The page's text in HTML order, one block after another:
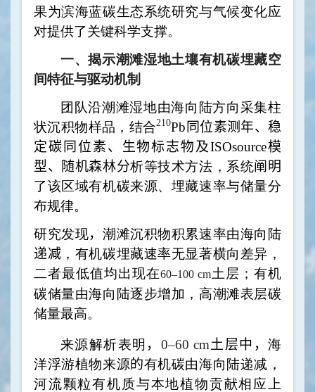
果为滨海蓝碳生态系统研究与气候变化应
对提供了关键科学支撑。
一、揭示潮滩湿地土壤有机碳埋藏空
间特征与驱动机制
团队沿潮滩湿地由海向陆方向采集柱
状沉积物样品，结合210Pb 同位素测年、稳
定碳同位素、生物标志物及ISOsource模
型、随机森林分析等技术方法，系统阐明
了该区域有机碳来源、埋藏速率与储量分
布规律。
研究发现， 潮滩沉积物积累速率由海向陆
递减 ，有机碳埋藏速率无显著横向差异，
二者最低值均出现在60–100 cm土层；有机
碳储量由海向陆逐步增加，高潮滩表层碳
储量最高。
来源解析表明 ， 0–60 cm土层中 ，海
洋浮游植物来源的有机碳由海向陆递减，
河流颗粒有机质与本地植物贡献相应上